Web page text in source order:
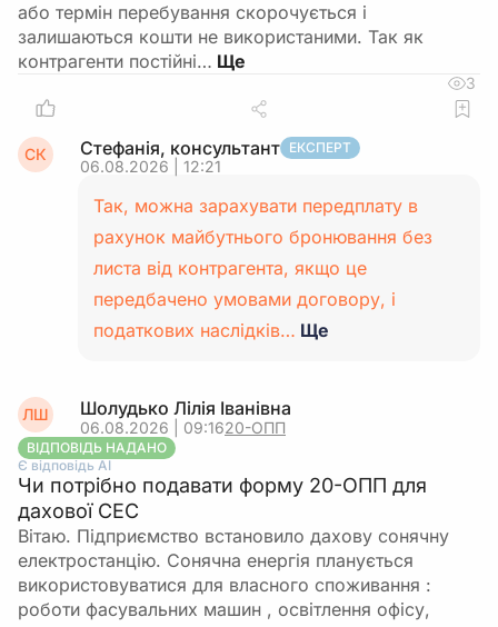
або термін перебування скорочується і
залишаються кошти не використаними. Так як
контрагенти постійні…
3
СК Стефанія, консультант ЕКСПЕРТ
06.08.2026 | 12:21
Так, можна зарахувати передплату в
рахунок майбутнього бронювання без
листа від контрагента, якщо це
передбачено умовами договору, і
податкових наслідків… Ще
ЛШ Шолудько Лілія Іванівна
06.08.2026 | 09:1620-ОПП
ВІДПОВІДЬ НАДАНО
Є відповідь АІ
Чи потрібно подавати форму 20-ОПП для
дахової СЕС
Вітаю. Підприємство встановило дахову сонячну
електростанцію. Сонячна енергія планується
використовуватися для власного споживання :
роботи фасувальних машин , освітлення офісу,